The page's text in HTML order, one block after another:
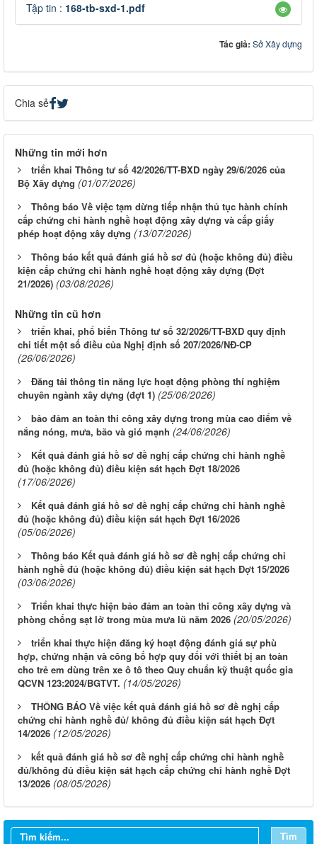
Tập tin : 168-tb-sxd-1.pdf
Tác giả: Sở Xây dựng
Chia sẻ
Những tin mới hơn
triển khai Thông tư số 42/2026/TT-BXD ngày 29/6/2026 của
Bộ Xây dựng (01/07/2026)
Thông báo Về việc tạm dừng tiếp nhận thủ tục hành chính
cấp chứng chỉ hành nghề hoạt động xây dựng và cấp giấy
phép hoạt động xây dựng (13/07/2026)
Thông báo kết quả đánh giá hồ sơ đủ (hoặc không đủ) điều
kiện cấp chứng chỉ hành nghề hoạt động xây dựng (Đợt
21/2026) (03/08/2026)
Những tin cũ hơn
triển khai, phổ biến Thông tư số 32/2026/TT-BXD quy định
chi tiết một số điều của Nghị định số 207/2026/NĐ-CP
(26/06/2026)
Đăng tải thông tin năng lực hoạt động phòng thí nghiệm
chuyên ngành xây dựng (đợt 1) (25/06/2026)
bảo đảm an toàn thi công xây dựng trong mùa cao điểm về
nắng nóng, mưa, bão và gió mạnh (24/06/2026)
Kết quả đánh giá hồ sơ đề nghị cấp chứng chỉ hành nghề
đủ (hoặc không đủ) điều kiện sát hạch Đợt 18/2026
(17/06/2026)
Kết quả đánh giá hồ sơ đề nghị cấp chứng chỉ hành nghề
đủ (hoặc không đủ) điều kiện sát hạch Đợt 16/2026
(05/06/2026)
Thông báo Kết quả đánh giá hồ sơ đề nghị cấp chứng chỉ
hành nghề đủ (hoặc không đủ) điều kiện sát hạch Đợt 15/2026
(03/06/2026)
Triển khai thực hiện bảo đảm an toàn thi công xây dựng và
phòng chống sạt lở trong mùa mưa lũ năm 2026 (20/05/2026)
triển khai thực hiện đăng ký hoạt động đánh giá sự phù
hợp, chứng nhận và công bố hợp quy đối với thiết bị an toàn
cho trẻ em dùng trên xe ô tô theo Quy chuẩn kỹ thuật quốc gia
QCVN 123:2024/BGTVT. (14/05/2026)
THÔNG BÁO Về việc kết quả đánh giá hồ sơ đề nghị cấp
chứng chỉ hành nghề đủ/ không đủ điều kiện sát hạch Đợt
14/2026 (12/05/2026)
kết quả đánh giá hồ sơ đề nghị cấp chứng chỉ hành nghề
đủ/không đủ điều kiện sát hạch cấp chứng chỉ hành nghề Đợt
13/2026 (08/05/2026)
Tìm
LỊCH CÔNG TÁC CỦA LÃNH ĐẠO SỞ XÂY DỰNG (Từ ngày
03/8 đến ngày 08/8/2026)
THÔNG BÁO LỊCH CÔNG TÁC CỦA LÃNH ĐẠO SỞ XÂY
DỰNG (Từ ngày 27/7 đến ngày 31/7/2026)